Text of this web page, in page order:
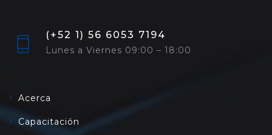
(+52 1) 56 6053 7194
Lunes a Viernes 09:00 – 18:00
Acerca
Capacitación